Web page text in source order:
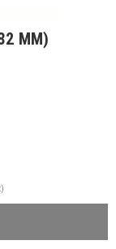
vald moped
MM)